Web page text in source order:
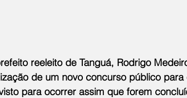
reeleito de Tanguá, Rodrigo
de um novo concurso público
para ocorrer assim que forem